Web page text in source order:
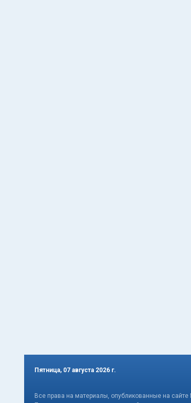
Пятница, 07 августа 2026 г.
Все права на материалы, опубликованные на сайте